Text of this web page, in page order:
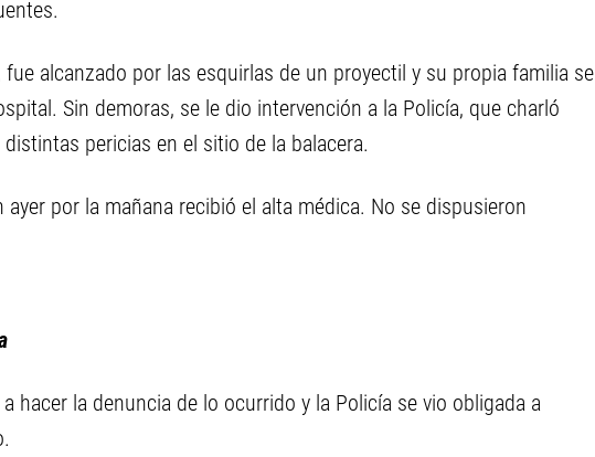
fue alcanzado por las esquirlas de un proyectil y su propia familia se
Sin demoras, se le dio intervención a la Policía, que charló
pericias en el sitio de la balacera.
por la mañana recibió el alta médica. No se dispusieron
hacer la denuncia de lo ocurrido y la Policía se vio obligada a